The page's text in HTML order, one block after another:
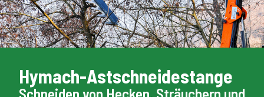
Hymach-Astschneidestange
Schneiden von Hecken, Sträuchern und